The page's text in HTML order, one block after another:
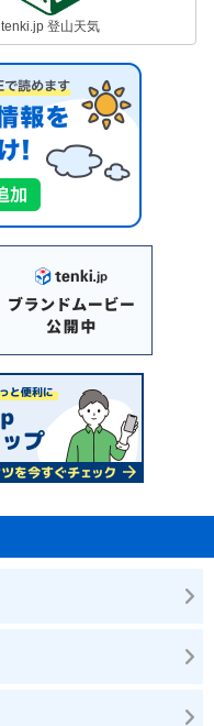
tenki.jp 登山天気